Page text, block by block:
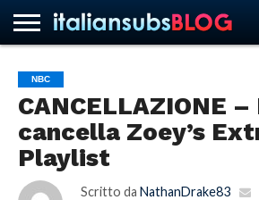
HOME
NEWS
ASCOLTI
RECENSIONI
INTERVISTE
CURIOSITÀ
CHI
SIAMO
CONTATTACI
FORUM
ITALIANSUBS
NBC
CANCELLAZIONE –
cancella Zoey’s
Playlist
Scritto da NathanDrake83